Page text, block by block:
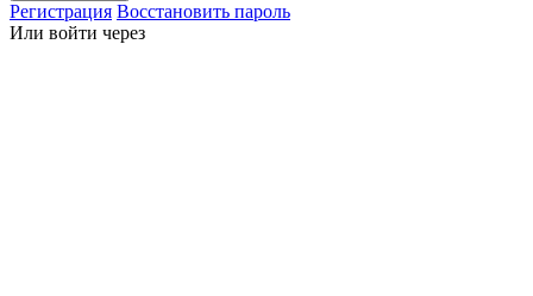
Регистрация Восстановить пароль
Или войти через